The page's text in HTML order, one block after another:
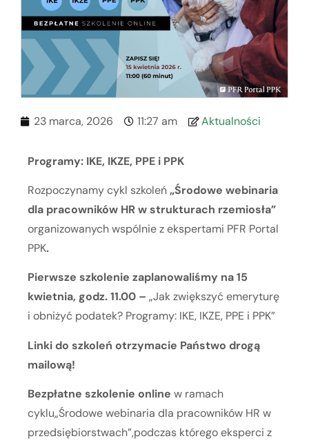
23 marca, 2026 11:27 am Aktualności
Programy: IKE, IKZE, PPE i PPK
Rozpoczynamy cykl szkoleń„Środowe webinaria
dla pracowników HR w strukturach rzemiosła”
organizowanych wspólnie z ekspertami PFR Portal
PPK.
Pierwsze szkolenie zaplanowaliśmy na 15
kwietnia, godz. 11.00 – „Jak zwiększyć emeryturę
i obniżyć podatek? Programy: IKE, IKZE, PPE i PPK”
Linki do szkoleń otrzymacie Państwo drogą
mailową!
Bezpłatne szkolenie online w ramach
cyklu„Środowe webinaria dla pracowników HR w
przedsiębiorstwach”,podczas którego eksperci z